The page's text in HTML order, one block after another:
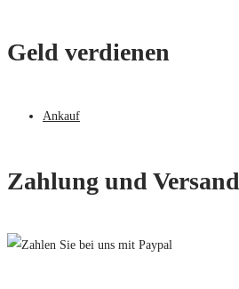
Geld verdienen
Ankauf
Zahlung und Versand